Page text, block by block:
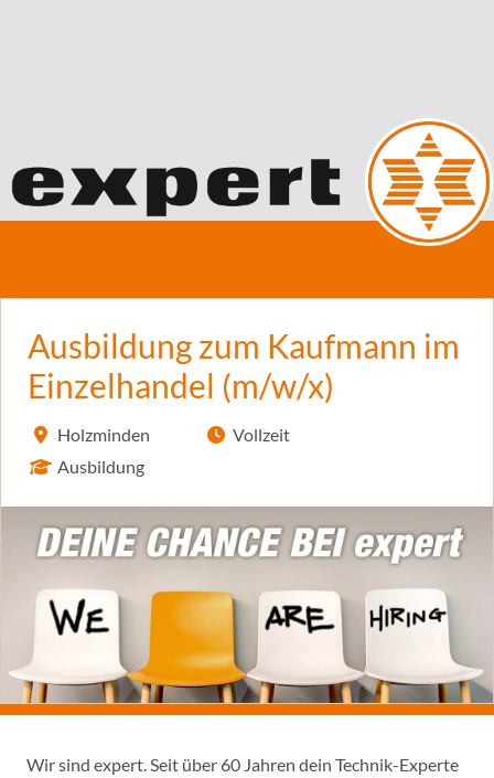
Ausbildung zum Kaufmann im
Einzelhandel (m/w/x)
Holzminden
Ausbildung
Vollzeit
Wir sind expert. Seit über 60 Jahren dein Technik-Experte